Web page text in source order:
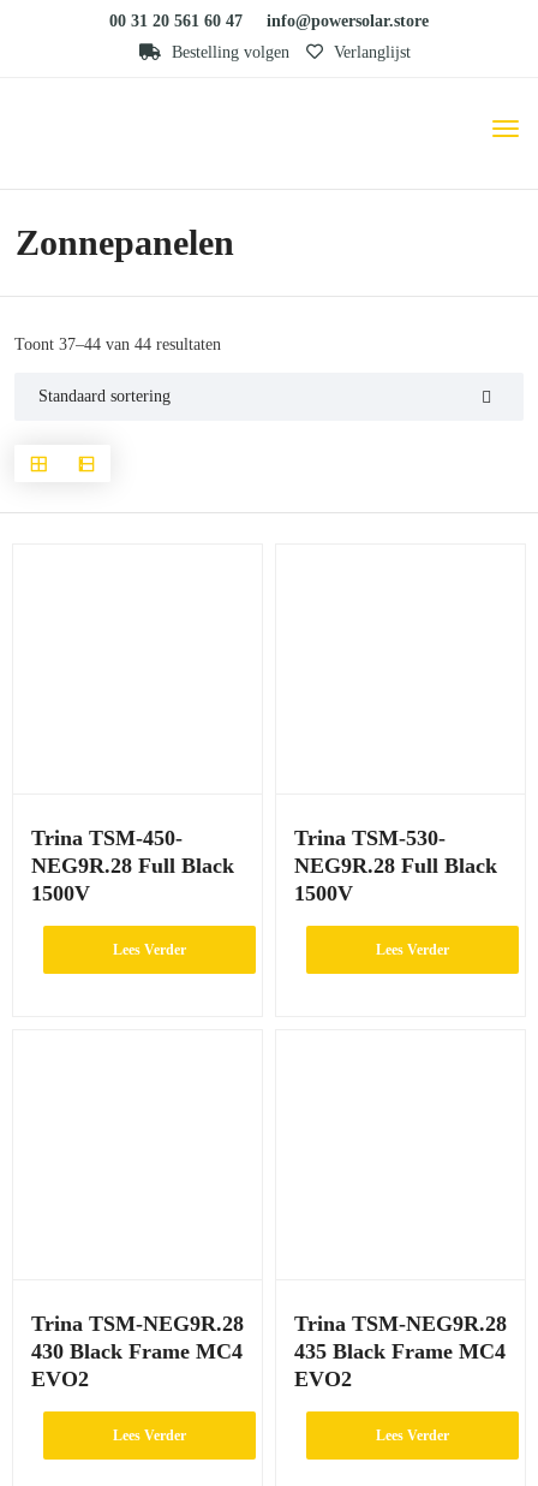
00 31 20 561 60 47
info@powersolar.store
Bestelling volgen
Verlanglijst
Zonnepanelen
Toont 37–44 van 44 resultaten
Trina TSM-450-
NEG9R.28 Full Black
1500V
Lees Verder
Trina TSM-530-
NEG9R.28 Full Black
1500V
Lees Verder
Trina TSM-NEG9R.28
430 Black Frame MC4
EVO2
Lees Verder
Trina TSM-NEG9R.28
435 Black Frame MC4
EVO2
Lees Verder